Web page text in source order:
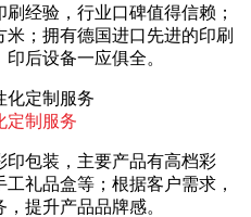
经验，行业口碑值得信赖；
米；拥有德国进口先进的印刷
后设备一应俱全。
定制服务
印包装，主要产品有高档彩
礼品盒等；根据客户需求，
提升产品品牌感。